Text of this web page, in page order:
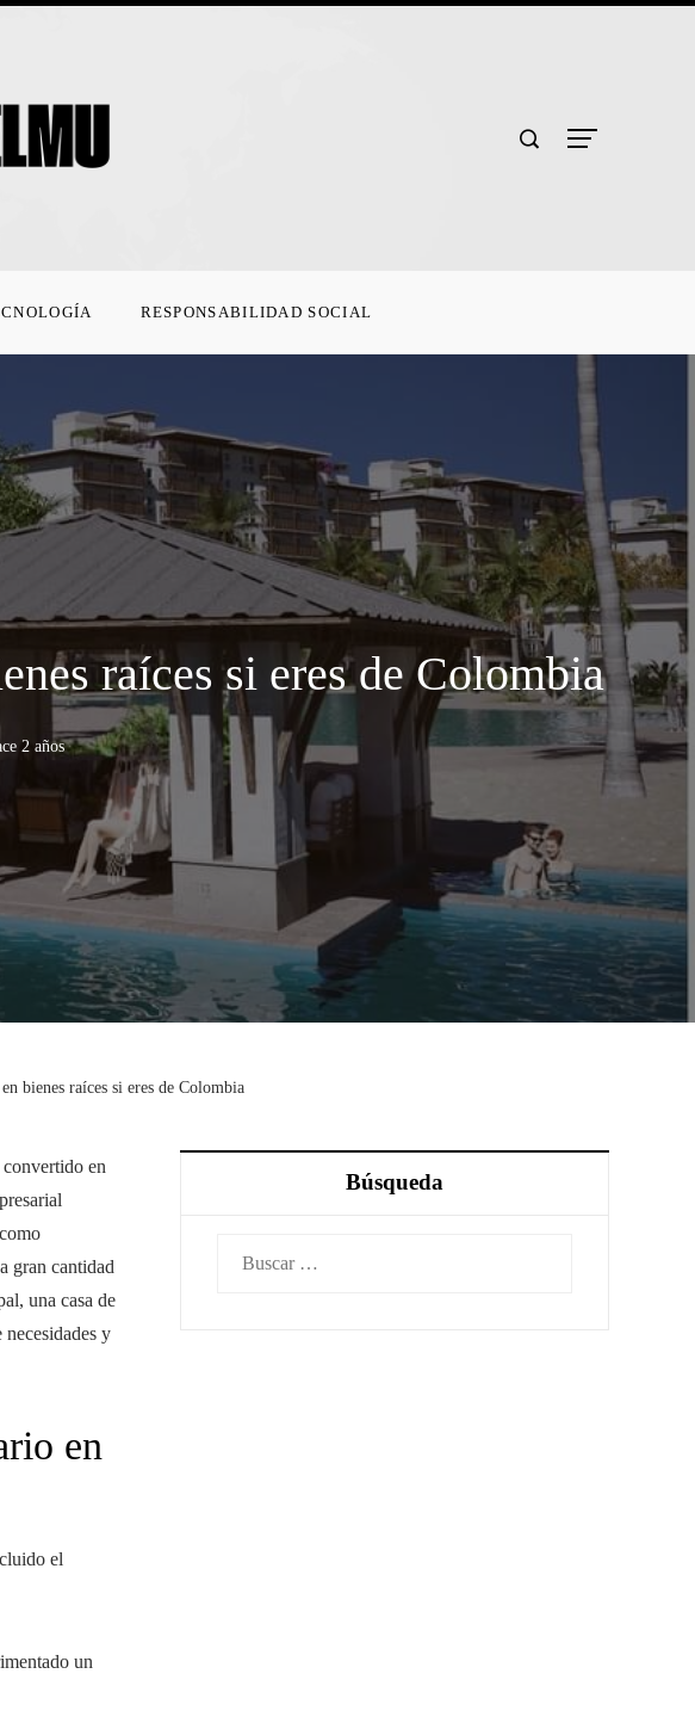
RESPONSABILIDAD SOCIAL
raíces si eres de Colombia
2 años
bienes raíces si eres de Colombia
convertido en
gran cantidad
una casa de
necesidades y
en
el
un
Búsqueda